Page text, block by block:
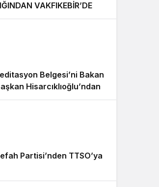
VAKFIKEBİR’DE
GÜNÜ ETKİNLİĞİNE
Belgesi’ni Bakan
Hisarcıklıoğlu’ndan
Partisi’nden TTSO’ya